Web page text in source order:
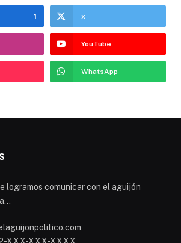
1 x
YouTube
WhatsApp
logramos comunicar con el aguijón
XXX-XXX-XXXX